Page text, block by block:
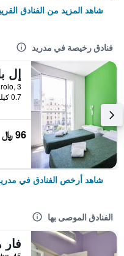
شاهد المزيد من الفنادق
فنادق رخيصة في مدريد
0.7 كيلومتر عن وسط المدينة
96 ﷼
شاهد أرخص الفنادق في
الفنادق الموصى بها